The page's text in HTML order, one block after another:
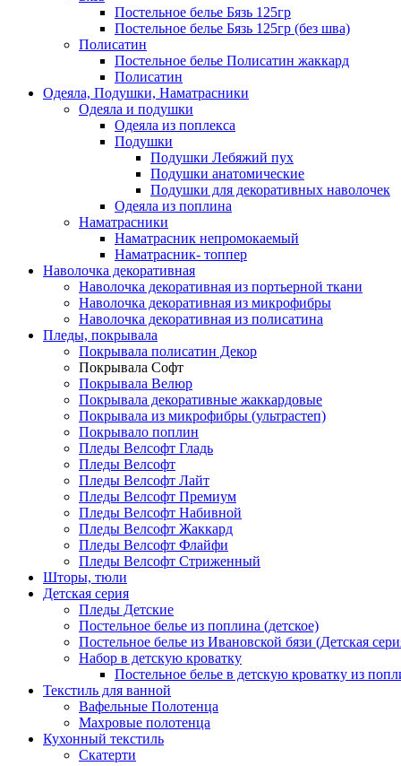
Постельное белье Бязь 125гр
Постельное белье Бязь 125гр (без шва)
Полисатин
Постельное белье Полисатин жаккард
Полисатин
Одеяла, Подушки, Наматрасники
Одеяла и подушки
Одеяла из поплекса
Подушки
Подушки Лебяжий пух
Подушки анатомические
Подушки для декоративных наволочек
Одеяла из поплина
Наматрасники
Наматрасник непромокаемый
Наматрасник- топпер
Наволочка декоративная
Наволочка декоративная из портьерной ткани
Наволочка декоративная из микрофибры
Наволочка декоративная из полисатина
Пледы, покрывала
Покрывала полисатин Декор
Покрывала Софт
Покрывала Велюр
Покрывала декоративные жаккардовые
Покрывала из микрофибры (ультрастеп)
Покрывало поплин
Пледы Велсофт Гладь
Пледы Велсофт
Пледы Велсофт Лайт
Пледы Велсофт Премиум
Пледы Велсофт Набивной
Пледы Велсофт Жаккард
Пледы Велсофт Флайфи
Пледы Велсофт Стриженный
Шторы, тюли
Детская серия
Пледы Детские
Постельное белье из поплина (детское)
Постельное белье из Ивановской бязи (Детская
Набор в детскую кроватку
Постельное белье в детскую кроватку из
Текстиль для ванной
Вафельные Полотенца
Махровые полотенца
Кухонный текстиль
Скатерти